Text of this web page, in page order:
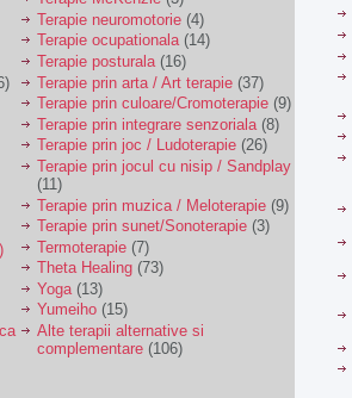
Terapie neuromotorie (4)
Terapie ocupationala(14)
Terapie posturala (16)
Terapie prin arta / Art terapie (37)
Terapie prin culoare/Cromoterapie (9)
Terapie prin integrare senzoriala (8)
Terapie prin joc / Ludoterapie (26)
Terapie prin jocul cu nisip / Sandplay
(11)
Terapie prin muzica / Meloterapie (9)
Terapie prin sunet/Sonoterapie (3)
Termoterapie (7)
Theta Healing (73)
Yoga (13)
Yumeiho (15)
Alte terapii alternative si
complementare (106)